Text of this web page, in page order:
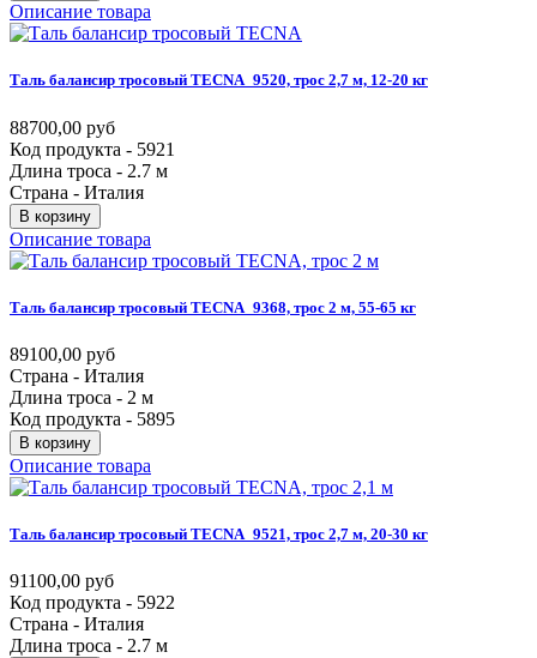
Описание товара
Таль балансир тросовый TECNA_9520, трос 2,7 м, 12-20 кг
88700,00 руб
Код продукта - 5921
Длина троса - 2.7 м
Страна - Италия
В корзину
Описание товара
Таль балансир тросовый TECNA_9368, трос 2 м, 55-65 кг
89100,00 руб
Страна - Италия
Длина троса - 2 м
Код продукта - 5895
В корзину
Описание товара
Таль балансир тросовый TECNA_9521, трос 2,7 м, 20-30 кг
91100,00 руб
Код продукта - 5922
Страна - Италия
Длина троса - 2.7 м